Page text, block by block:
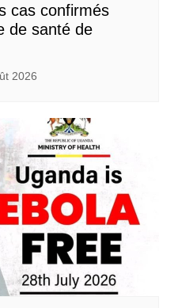
cas confirmés
de santé de
2026